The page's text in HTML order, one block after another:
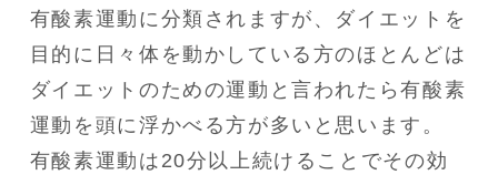
有酸素運動に分類されますが、ダイエットを
目的に日々体を動かしている方のほとんどは
ダイエットのための運動と言われたら有酸素
運動を頭に浮かべる方が多いと思います。
有酸素運動は20分以上続けることでその効